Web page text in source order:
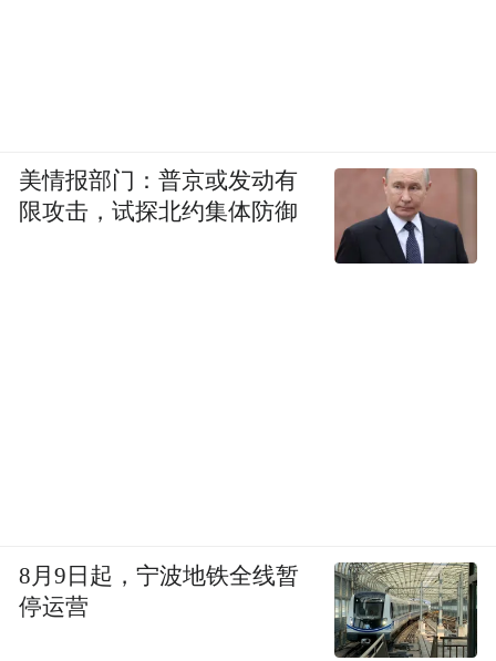
美情报部门：普京或发动有
限攻击，试探北约集体防御
8月9日起，宁波地铁全线暂
停运营